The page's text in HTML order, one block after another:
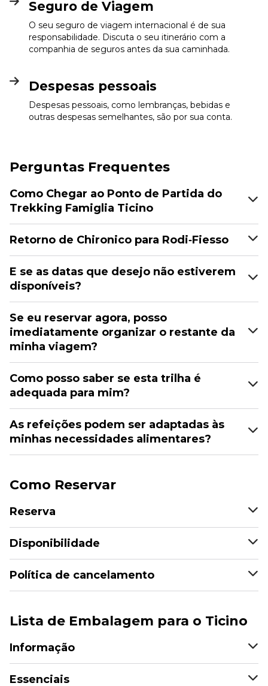
Seguro de Viagem
O seu seguro de viagem internacional é de sua
responsabilidade. Discuta o seu itinerário com a
companhia de seguros antes da sua caminhada.
Despesas pessoais
Despesas pessoais, como lembranças, bebidas e
outras despesas semelhantes, são por sua conta.
Perguntas Frequentes
Como Chegar ao Ponto de Partida do
Trekking Famiglia Ticino
Retorno de Chironico para Rodi‑Fiesso
E se as datas que desejo não estiverem
disponíveis?
Se eu reservar agora, posso
imediatamente organizar o restante da
minha viagem?
Como posso saber se esta trilha é
adequada para mim?
As refeições podem ser adaptadas às
minhas necessidades alimentares?
Como Reservar
Reserva
Disponibilidade
Política de cancelamento
Lista de Embalagem para o Ticino
Informação
Essenciais